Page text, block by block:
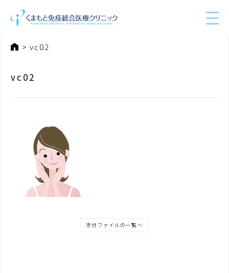
ホーム
vc02
vc02
添付ファイルの一覧へ